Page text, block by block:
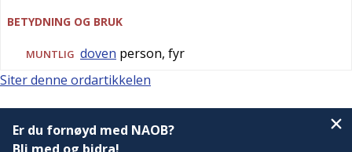
BETYDNING OG BRUK
MUNTLIG doven person, fyr
Siter denne ordartikkelen
Er du fornøyd med NAOB?